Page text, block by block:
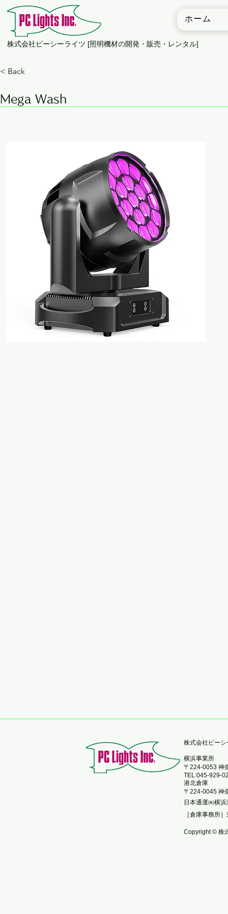
ホーム
​株式会社ピーシーライツ [照明機材の開発・販売・レンタル]
< Back
Mega Wash
株式会社ピーシ
横浜事業所
〒224-0053 神
TEL:045-929-
港北倉庫
〒224-0045 神
日本通運㈱横
［倉庫事務所
Copyright © 株